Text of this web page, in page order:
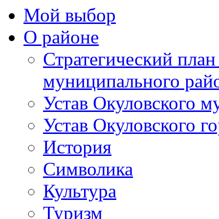
Мой выбор
О районе
Стратегический
муниципального
Устав Окуловского
Устав Окуловского
История
Символика
Культура
Туризм